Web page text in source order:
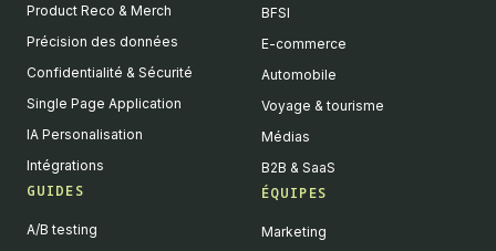
Product Reco & Merch
Précision des données
Confidentialité & Sécurité
Single Page Application
IA Personalisation
Intégrations
GUIDES
A/B testing
BFSI
E-commerce
Automobile
Voyage & tourisme
Médias
B2B & SaaS
ÉQUIPES
Marketing